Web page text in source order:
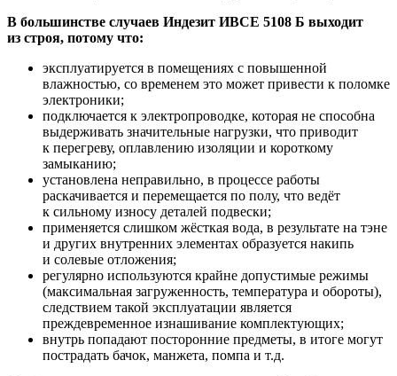
В большинстве случаев Индезит ИВСЕ 5108 Б выходит
из строя, потому что:
эксплуатируется в помещениях с повышенной
влажностью, со временем это может привести к поломке
электроники;
подключается к электропроводке, которая не способна
выдерживать значительные нагрузки, что приводит
к перегреву, оплавлению изоляции и короткому
замыканию;
установлена неправильно, в процессе работы
раскачивается и перемещается по полу, что ведёт
к сильному износу деталей подвески;
применяется слишком жёсткая вода, в результате на тэне
и других внутренних элементах образуется накипь
и солевые отложения;
регулярно используются крайне допустимые режимы
(максимальная загруженность, температура и обороты),
следствием такой эксплуатации является
преждевременное изнашивание комплектующих;
внутрь попадают посторонние предметы, в итоге могут
пострадать бачок, манжета, помпа и т.д.